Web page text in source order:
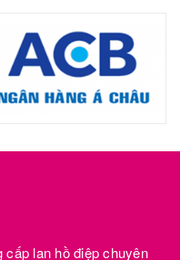
cấp lan hồ điệp chuyên